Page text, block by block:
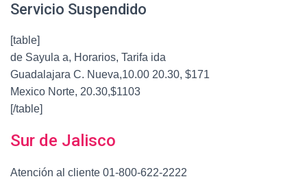
Servicio Suspendido
[table]
de Sayula a, Horarios, Tarifa ida
Guadalajara C. Nueva,10.00 20.30, $171
Mexico Norte, 20.30,$1103
[/table]
Sur de Jalisco
Atención al cliente 01-800-622-2222